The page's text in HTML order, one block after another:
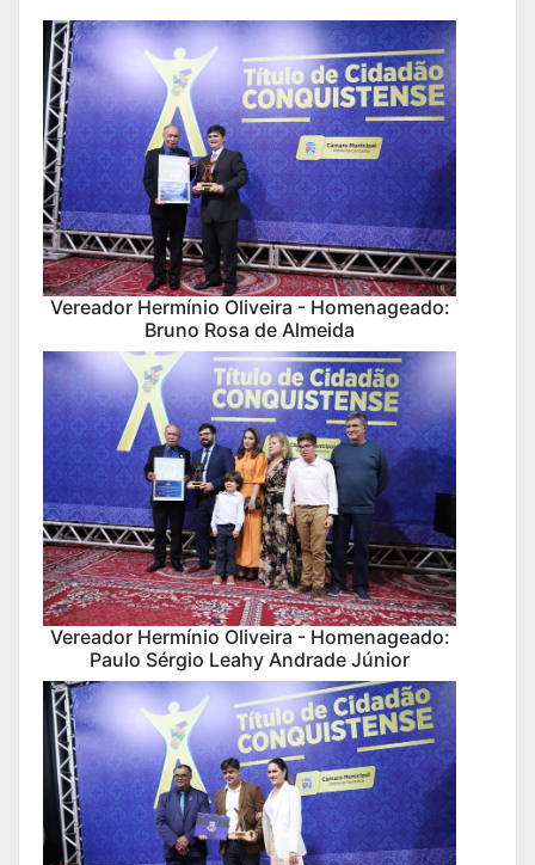
Vereador Hermínio Oliveira - Homenageado:
Bruno Rosa de Almeida
Vereador Hermínio Oliveira - Homenageado:
Paulo Sérgio Leahy Andrade Júnior